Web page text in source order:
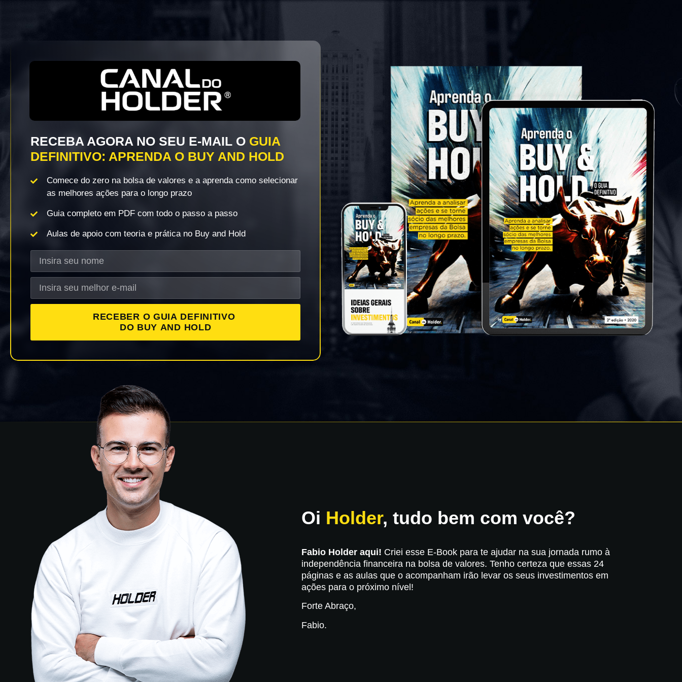
RECEBA AGORA NO SEU E-MAIL O GUIA
DEFINITIVO: APRENDA O BUY AND HOLD
Comece do zero na bolsa de valores e a aprenda como selecionar
as melhores ações para o longo prazo
Guia completo em PDF com todo o passo a passo
Aulas de apoio com teoria e prática no Buy and Hold
RECEBER O GUIA DEFINITIVO
DO BUY AND HOLD
Oi Holder, tudo bem com você?
Fabio Holder aqui! Criei esse E-Book para te ajudar na sua jornada rumo à
independência financeira na bolsa de valores. Tenho certeza que essas 24
páginas e as aulas que o acompanham irão levar os seus investimentos em
ações para o próximo nível!
Forte Abraço,
Fabio.